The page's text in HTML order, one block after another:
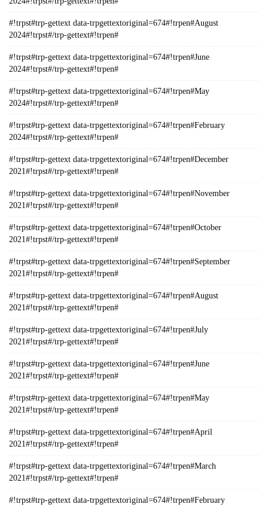
#!trpst#trp-gettext data-trpgettextoriginal=674#!trpen#August
2024#!trpst#/trp-gettext#!trpen#
#!trpst#trp-gettext data-trpgettextoriginal=674#!trpen#June
2024#!trpst#/trp-gettext#!trpen#
#!trpst#trp-gettext data-trpgettextoriginal=674#!trpen#May
2024#!trpst#/trp-gettext#!trpen#
#!trpst#trp-gettext data-trpgettextoriginal=674#!trpen#February
2024#!trpst#/trp-gettext#!trpen#
#!trpst#trp-gettext data-trpgettextoriginal=674#!trpen#December
2021#!trpst#/trp-gettext#!trpen#
#!trpst#trp-gettext data-trpgettextoriginal=674#!trpen#November
2021#!trpst#/trp-gettext#!trpen#
#!trpst#trp-gettext data-trpgettextoriginal=674#!trpen#October
2021#!trpst#/trp-gettext#!trpen#
#!trpst#trp-gettext data-trpgettextoriginal=674#!trpen#September
2021#!trpst#/trp-gettext#!trpen#
#!trpst#trp-gettext data-trpgettextoriginal=674#!trpen#August
2021#!trpst#/trp-gettext#!trpen#
#!trpst#trp-gettext data-trpgettextoriginal=674#!trpen#July
2021#!trpst#/trp-gettext#!trpen#
#!trpst#trp-gettext data-trpgettextoriginal=674#!trpen#June
2021#!trpst#/trp-gettext#!trpen#
#!trpst#trp-gettext data-trpgettextoriginal=674#!trpen#May
2021#!trpst#/trp-gettext#!trpen#
#!trpst#trp-gettext data-trpgettextoriginal=674#!trpen#April
2021#!trpst#/trp-gettext#!trpen#
#!trpst#trp-gettext data-trpgettextoriginal=674#!trpen#March
2021#!trpst#/trp-gettext#!trpen#
#!trpst#trp-gettext data-trpgettextoriginal=674#!trpen#February